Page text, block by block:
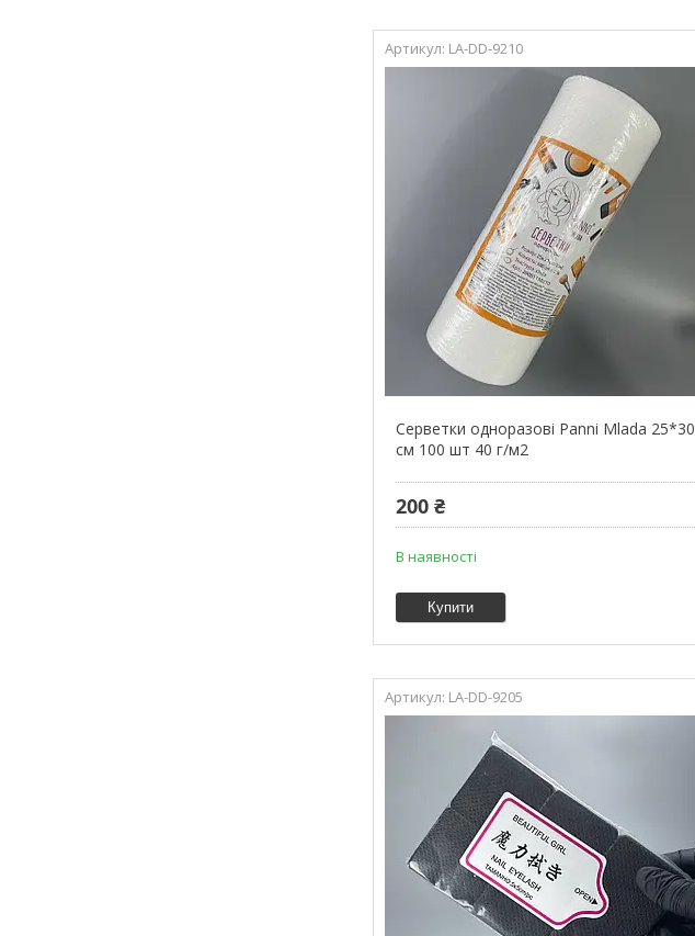
LA-DD-9210
Серветки одноразові Panni Mlada 25*30
см 100 шт 40 г/м2
200 ₴
В наявності
Купити
LA-DD-9205